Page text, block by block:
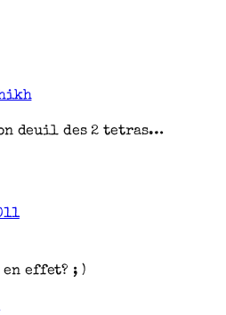
deuil des 2 tetras…
effet? ; )